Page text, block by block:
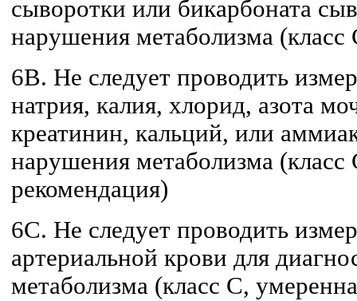
сыворотки или бикарбоната
нарушения метаболизма (класс
6В. Не следует проводить
натрия, калия, хлорид, азота
креатинин, кальций, или
нарушения метаболизма (класс
рекомендация)
6C. Не следует проводить
артериальной крови для
метаболизма (класс C,